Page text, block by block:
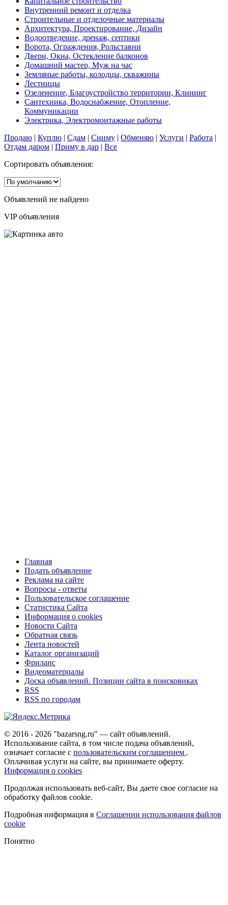
Внутренний ремонт и отделка
Строительные и отделочные материалы
Архитектура, Проектирование, Дизайн
Водоотведение, дренаж, септики
Ворота, Ограждения, Рольставни
Двери, Окна, Остекление балконов
Домашний мастер, Муж на час
Земляные работы, колодцы, скважины
Лестницы
Озеленение, Благоустройство территории, Клининг
Сантехника, Водоснабжение, Отопление,
Коммуникации
Электрика, Электромонтажные работы
Продаю | Куплю | Сдам | Сниму | Обменяю | Услуги | Работа |
Отдам даром | Приму в дар | Все
Сортировать объявления:
Объявлений не найдено
VIP объявления
Главная
Подать объявление
Реклама на сайте
Вопросы - ответы
Пользовательское соглашение
Статистика Сайта
Информация о cookies
Новости Сайта
Обратная связь
Лента новостей
Каталог организаций
Фриланс
Видеоматериалы
Доска объявлений. Позиции сайта в поисковиках
RSS
RSS по городам
© 2016 - 2026 "bazarsng.ru" — сайт объявлений.
Использование сайта, в том числе подача объявлений,
означает согласие с пользовательским соглашением .
Оплачивая услуги на сайте, вы принимаете оферту.
Информация о cookies
Продолжая использовать веб-сайт, Вы даете свое согласие на
обработку файлов cookie.
Подробная информация в Соглашении использования файлов
cookie
Понятно